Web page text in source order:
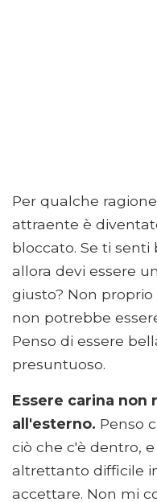
Per qualche
attraente è
bloccato. Se ti
allora devi essere
giusto? Non
non potrebbe
Penso di essere
presuntuoso.
Essere carina non
all'esterno. Penso
ciò che c'è dentro,
altrettanto difficile
accettare. Non mi